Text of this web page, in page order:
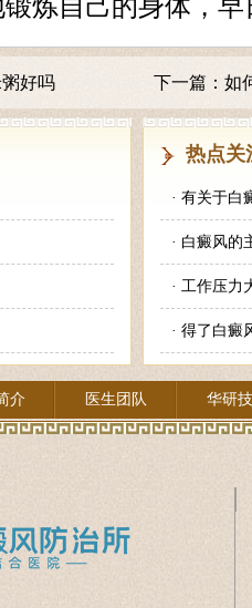
炼自己的身体，
好吗 下一篇： 如
热点
· 有关于白
· 白癜风的
· 工作压力
· 得了白癜
介 医生团队 华研